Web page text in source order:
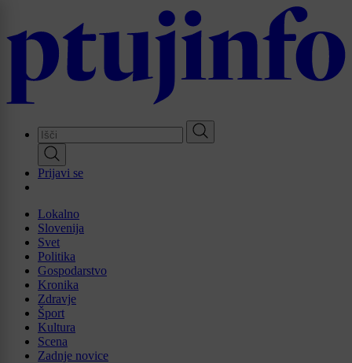
main
Prijavi se
Lokalno
Slovenija
Svet
Politika
Gospodarstvo
Kronika
Zdravje
Šport
Kultura
Scena
Zadnje novice